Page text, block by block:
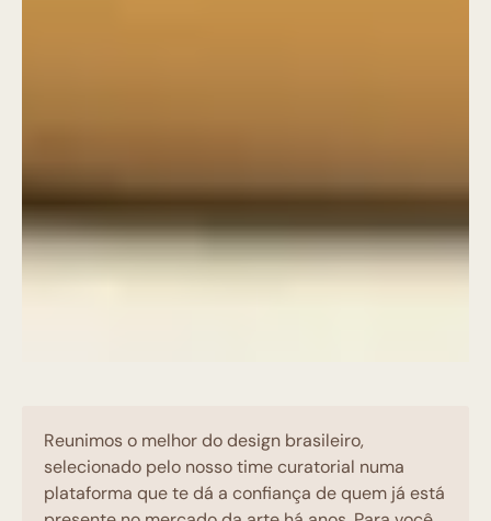
Reunimos o melhor do design brasileiro,
selecionado pelo nosso time curatorial numa
plataforma que te dá a confiança de quem já está